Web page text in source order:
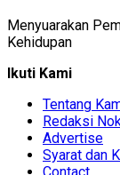
Menyuarakan
Kehidupan
Ikuti Kami
Tentang
Redaksi
Advertise
Syarat dan